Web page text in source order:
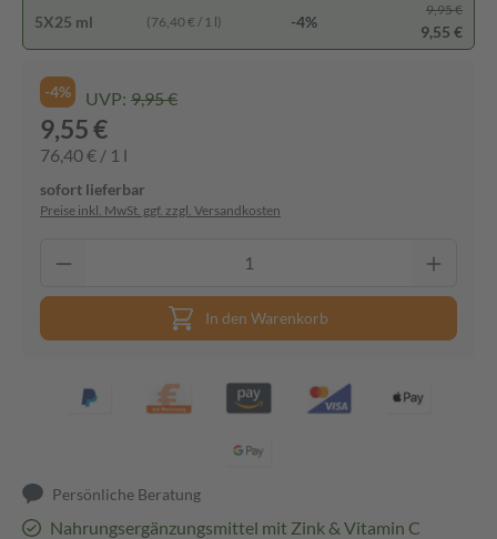
5X25 ml (76,40 € / 1 l) -4%
9,95 €
9,55 €
-4% UVP: 9,95 €
9,55 €
76,40 € / 1 l
sofort lieferbar
Preise inkl. MwSt. ggf. zzgl. Versandkosten
In den Warenkorb
Persönliche Beratung
Nahrungsergänzungsmittel mit Zink & Vitamin C